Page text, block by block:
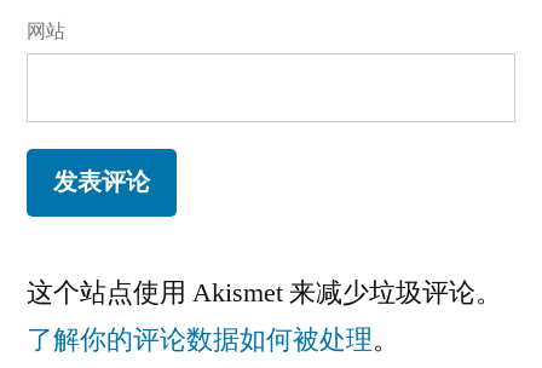
网站
这个站点使用 Akismet 来减少垃圾评论。
了解你的评论数据如何被处理。